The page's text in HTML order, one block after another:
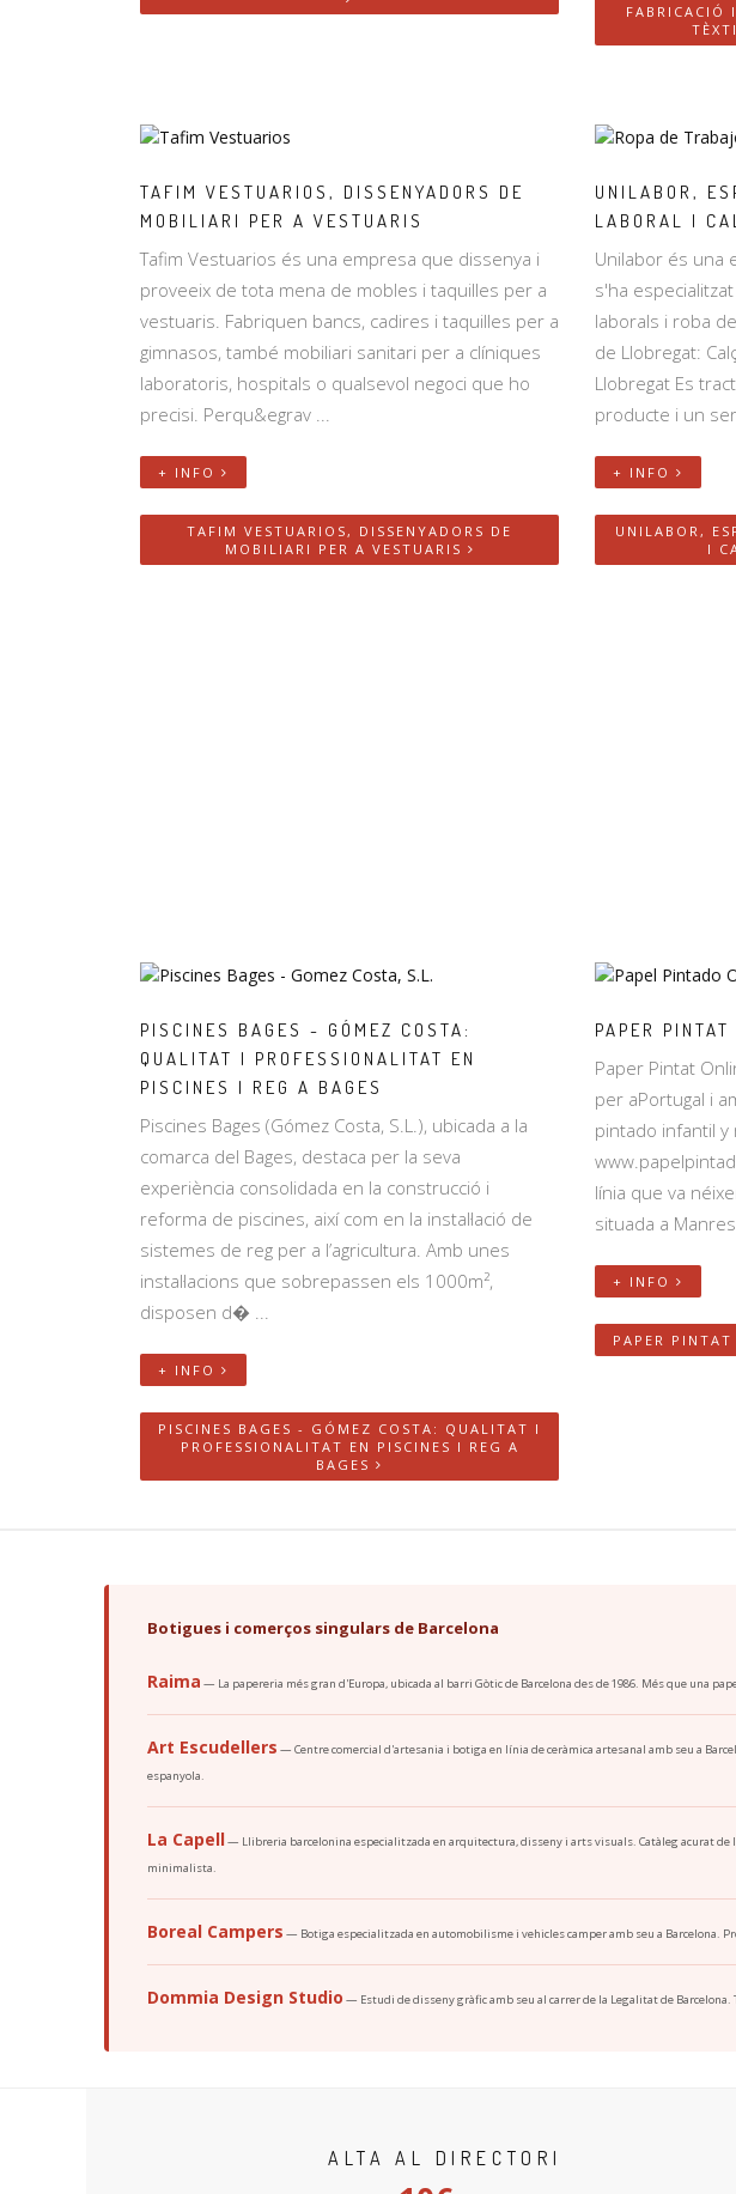
FABRICACIÓ
TAFIM VESTUARIOS, DISSENYADORS DE
MOBILIARI PER A VESTUARIS
Tafim Vestuarios és una empresa que dissenya i
proveeix de tota mena de mobles i taquilles per a
vestuaris. Fabriquen bancs, cadires i taquilles per a
gimnasos, també mobiliari sanitari per a clíniques
laboratoris, hospitals o qualsevol negoci que ho
precisi. Perqu&egrav ...
+ INFO
TAFIM VESTUARIOS, DISSENYADORS DE
MOBILIARI PER A VESTUARIS
UNILABOR,
LABORAL I
Unilabor és una
s'ha
laborals i roba
de Llobregat:
Llobregat Es
producte i un
+ INFO
UNILABOR,
I
PISCINES BAGES - GÓMEZ COSTA:
QUALITAT I PROFESSIONALITAT EN
PISCINES I REG A BAGES
Piscines Bages (Gómez Costa, S.L.), ubicada a la
comarca del Bages, destaca per la seva
experiència consolidada en la construcció i
reforma de piscines, així com en la instal·lació de
sistemes de reg per a l’agricultura. Amb unes
instal·lacions que sobrepassen els 1000m²,
disposen d� ...
+ INFO
PISCINES BAGES - GÓMEZ COSTA: QUALITAT I
PROFESSIONALITAT EN PISCINES I REG A
BAGES
PAPER
Paper Pintat
per aPortugal i
pintado infantil y
línia que va
situada a
+ INFO
PAPER
Botigues i comerços singulars de Barcelona
Raima — La papereria més gran d'Europa, ubicada al barri Gòtic de Barcelona des de 1986. Més que una
Art Escudellers — Centre comercial d'artesania i botiga en línia de ceràmica artesanal amb seu a
espanyola.
La Capell— Llibreria barcelonina especialitzada en arquitectura, disseny i arts visuals. Catàleg acurat de
minimalista.
Boreal Campers — Botiga especialitzada en automobilisme i vehicles camper amb seu a Barcelona.
Dommia Design Studio — Estudi de disseny gràfic amb seu al carrer de la Legalitat de
ALTA AL DIRECTORI